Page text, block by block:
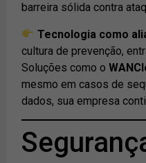
barreira sólida contra
Tecnologia como
cultura de prevenção,
Soluções como o
mesmo em casos de
dados, sua empresa